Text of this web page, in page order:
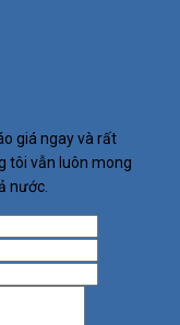
giá ngay và rất
tôi vẫn luôn mong
nước.